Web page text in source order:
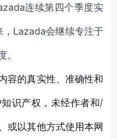
连续第四个季度实
，Lazada会继续专注于
容的真实性、准确性和
识产权，未经作者和/
或以其他方式使用本网